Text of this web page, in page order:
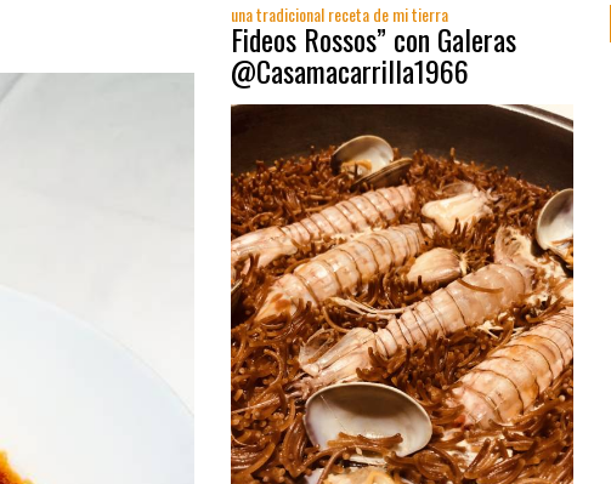
una tradicional receta de mi tierra
Fideos Rossos” con Galeras
@Casamacarrilla1966